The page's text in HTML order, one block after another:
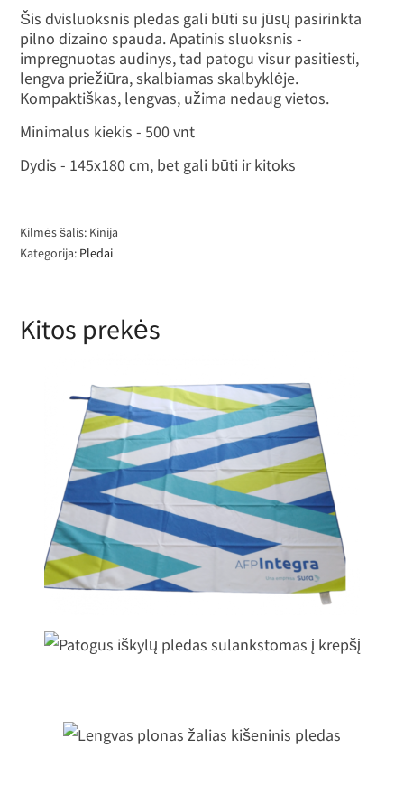
Šis dvisluoksnis pledas gali būti su jūsų pasirinkta
pilno dizaino spauda. Apatinis sluoksnis -
impregnuotas audinys, tad patogu visur pasitiesti,
lengva priežiūra, skalbiamas skalbyklėje.
Kompaktiškas, lengvas, užima nedaug vietos.
Minimalus kiekis - 500 vnt
Dydis - 145x180 cm, bet gali būti ir kitoks
Kilmės šalis: Kinija
Kategorija: Pledai
Kitos prekės
pledas su pasirinkto
spauda
iškylų pledas sulankstomas